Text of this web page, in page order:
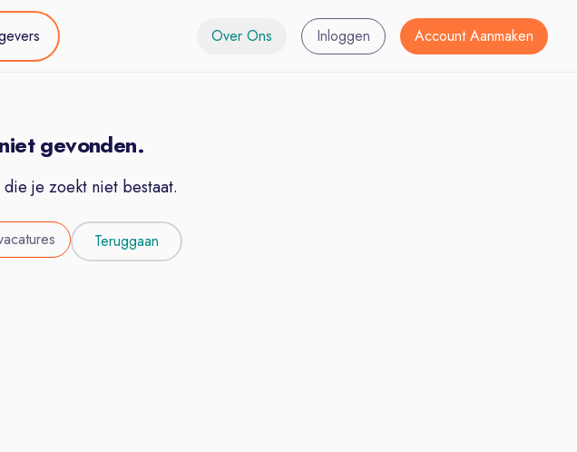
Over Ons Inloggen Account Aanmaken
gevonden.
je zoekt niet bestaat.
Teruggaan